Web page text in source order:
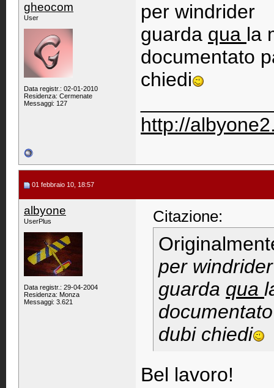
gheocom
User
Data registr.: 02-01-2010
Residenza: Cermenate
Messaggi: 127
per windrider
guarda qua la
documentato
chiedi
http://
01 febbraio 10, 18:57
albyone
UserPlus
Data registr.: 29-04-2004
Residenza: Monza
Messaggi: 3.621
Citazione:
per windrider
guarda qua
dubi chiedi
Bel lavoro!